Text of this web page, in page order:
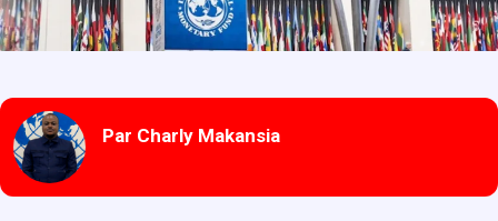
Par Charly Makansia